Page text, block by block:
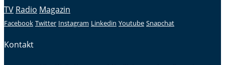
TV Radio Magazin
Facebook Twitter Instagram Linkedin Youtube Snapchat
Kontakt